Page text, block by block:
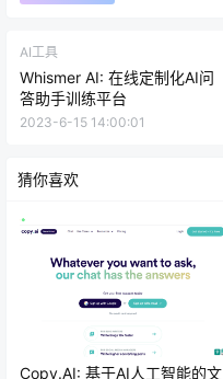
AI工具
Whismer AI: 在线定制化AI问
答助手训练平台
2023-6-15 14:00:01
猜你喜欢
Copy.AI: 基于AI人工智能的文